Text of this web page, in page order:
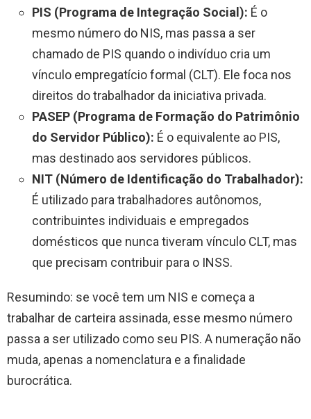
PIS (Programa de Integração Social): É o
mesmo número do NIS, mas passa a ser
chamado de PIS quando o indivíduo cria um
vínculo empregatício formal (CLT). Ele foca nos
direitos do trabalhador da iniciativa privada.
PASEP (Programa de Formação do Patrimônio
do Servidor Público): É o equivalente ao PIS,
mas destinado aos servidores públicos.
NIT (Número de Identificação do Trabalhador):
É utilizado para trabalhadores autônomos,
contribuintes individuais e empregados
domésticos que nunca tiveram vínculo CLT, mas
que precisam contribuir para o INSS.
Resumindo: se você tem um NIS e começa a
trabalhar de carteira assinada, esse mesmo número
passa a ser utilizado como seu PIS. A numeração não
muda, apenas a nomenclatura e a finalidade
burocrática.